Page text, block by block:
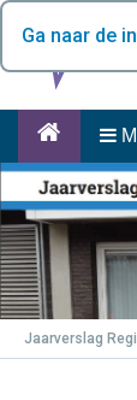
Ga naar de
Jaarverslag